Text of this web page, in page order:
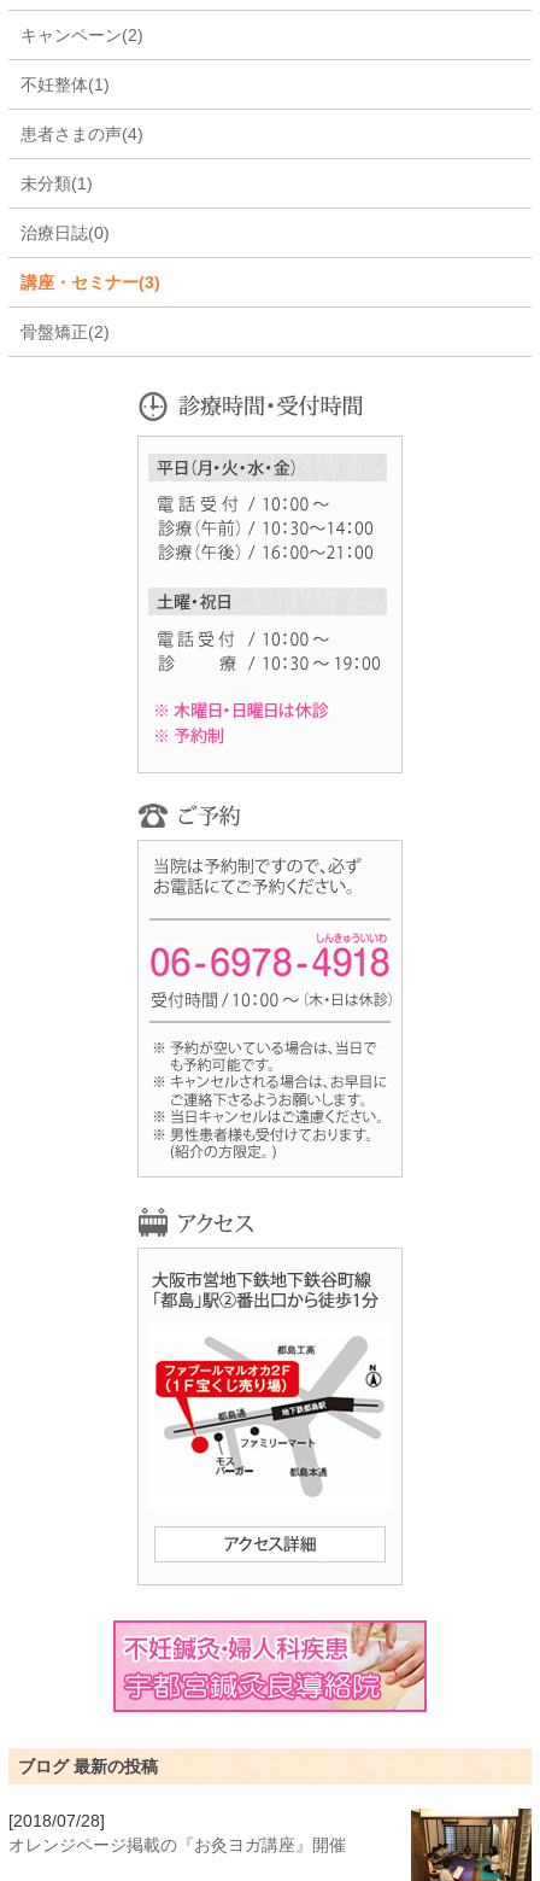
キャンペーン(2)
不妊整体(1)
患者さまの声(4)
未分類(1)
治療日誌(0)
講座・セミナー(3)
骨盤矯正(2)
ブログ 最新の投稿
[2018/07/28]
オレンジページ掲載の『お灸ヨガ講座』開催